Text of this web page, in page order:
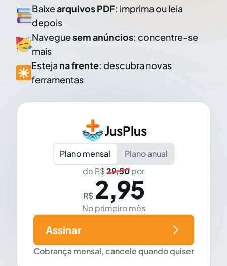
Baixearquivos PDF: imprima ou leia
depois
Naveguesem anúncios: concentre-se
mais
Esteja na frente: descubra novas
ferramentas
JusPlus
Plano mensal
Plano anual
de R$29,50por
R$ 2,95
No primeiro mês
Cobrança mensal, cancele quando quiser
Assinar